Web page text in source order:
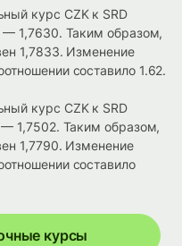
курс CZK к SRD
1,7630. Таким образом,
1,7833. Изменение
составило 1.62.
курс CZK к SRD
1,7502. Таким образом,
1,7790. Изменение
составило
курсы